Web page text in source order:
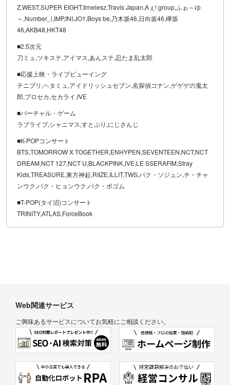
Z,WEST,SUPER EIGHT,timelesz,Travis Japan,Aぇ! group,ふぉ～ゆ
～,Number_i,IMP,INI,JO1,Boys be,乃木坂46,日向坂46,欅坂
46,AKB48,HKT48
■2.5次元
刀ミュ,ツキステ,アイマス,あんステ,忍たま乱太郎
■応援上映・ライブビューイング
テニプリ,ヘタミュ,アイドリッシュセブン,名探偵コナン,ゲゲゲの鬼太
郎,プロセカ,セカライ,IVE
■バーチャル・ゲーム
ラブライブ,シャニマス,すとぷり,にじさんじ
■K-POPコンサート
BTS,TOMORROW X TOGETHER,ENHYPEN,SEVENTEEN,NCT,NCT
DREAM,NCT 127,NCT U,BLACKPINK,IVE,LE SSERAFIM,Stray
Kids,TREASURE,東方神起,RIIZE,ILLIT,TWS,パク・ソジュン,チ・チャ
ンウク,パク・ヒョンウク,パク・ボゴム
■T-POP(タイ沼)コンサート
TRINITY,ATLAS,ForceBook
Web関連サービス
ご興味あるサービスについてお気軽にご相談ください。